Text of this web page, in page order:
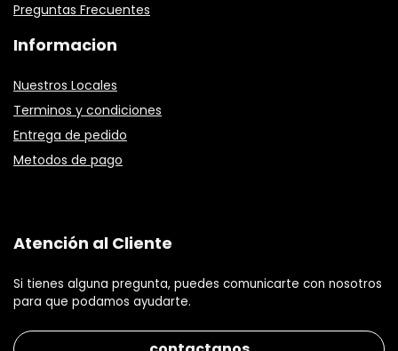
Preguntas Frecuentes
Informacion
Nuestros Locales
Terminos y condiciones
Entrega de pedido
Metodos de pago
Atención al Cliente
Si tienes alguna pregunta, puedes comunicarte con nosotros
para que podamos ayudarte.